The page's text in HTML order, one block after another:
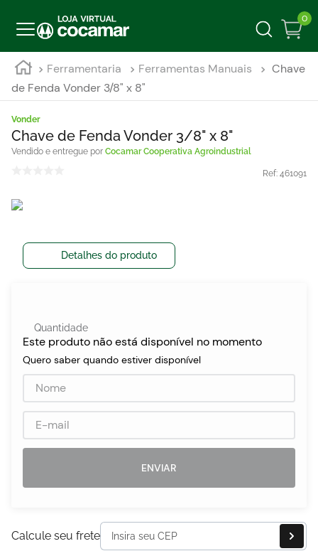
0
Ferramentaria Ferramentas Manuais
Chave
de Fenda Vonder 3/8" x 8"
Vonder
Chave de Fenda Vonder 3/8" x 8"
Cocamar Cooperativa Agroindustrial
Ref: 461091
Detalhes do produto
Quantidade
Este produto não está disponível no momento
Quero saber quando estiver disponível
ENVIAR
Calcule seu frete